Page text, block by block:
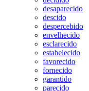
desaparecido
descido
despercebido
envelhecido
esclarecido
estabelecido
favorecido
fornecido
garantido
parecido